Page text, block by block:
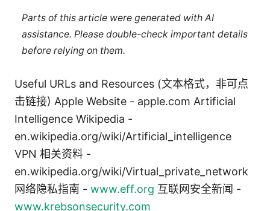
Parts of this article were generated with AI
assistance. Please double-check important details
before relying on them.
Useful URLs and Resources (文本格式，非可点
击链接) Apple Website - apple.com Artificial
Intelligence Wikipedia -
en.wikipedia.org/wiki/Artificial_intelligence
VPN 相关资料 -
en.wikipedia.org/wiki/Virtual_private_network
网络隐私指南 - www.eff.org 互联网安全新闻 -
www.krebsonsecurity.com